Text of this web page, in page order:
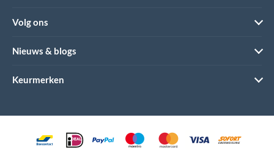
Volg ons
Nieuws & blogs
Keurmerken